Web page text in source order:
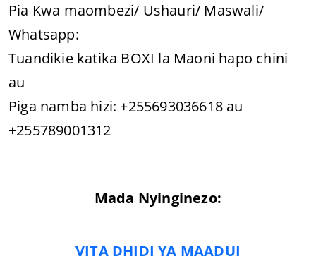
Pia Kwa maombezi/ Ushauri/ Maswali/
Whatsapp:
Tuandikie katika BOXI la Maoni hapo chini
au
Piga namba hizi: +255693036618 au
+255789001312
Mada Nyinginezo:
VITA DHIDI YA MAADUI